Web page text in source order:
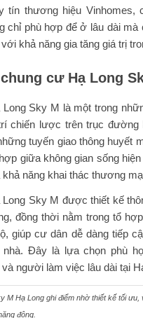
tín thương hiệu Vinhomes,
chỉ phù hợp để ở lâu dài mà
khả năng gia tăng giá trị
cư Hạ Long
Long Sky M là một trong
chiến lược trên trục đường
tuyến giao thông huyết
giữa không gian sống
khả năng khai thác thương
Long Sky M được thiết kế
đồng thời nằm trong tổ
giúp cư dân dễ dàng tiếp
Đây là lựa chọn phù
người làm việc lâu dài tại